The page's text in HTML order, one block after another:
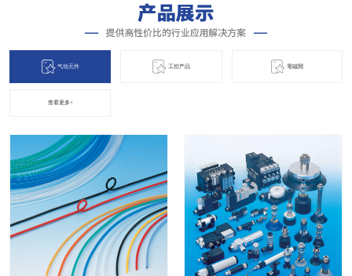
气动元件 工控产品 電磁閞
查看更多+